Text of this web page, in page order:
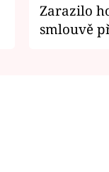
Zarazilo
smlouvě